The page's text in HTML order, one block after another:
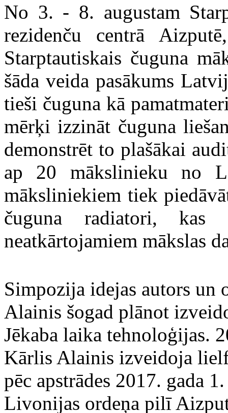
No 3. - 8. augustam
rezidenču centrā
Starptautiskais čuguna
šāda veida pasākums
tieši čuguna kā
mērķi izzināt čuguna
demonstrēt to plašākai
ap 20 mākslinieku no
māksliniekiem tiek
čuguna radiatori, kas
neatkārtojamiem mākslas
Simpozija idejas autors un
Alainis šogad plānot
Jēkaba laika tehnoloģijas.
Kārlis Alainis izveidoja
pēc apstrādes 2017. gada
Livonijas ordeņa pilī